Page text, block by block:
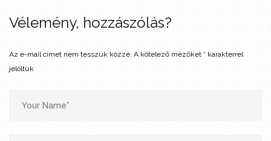
Vélemény, hozzászólás?
Az e-mail címet nem tesszük közzé. A kötelező mezőket * karakterrel
jelöltük